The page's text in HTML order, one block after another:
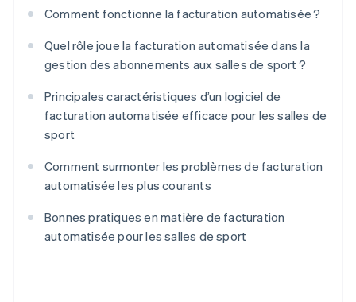
Comment fonctionne la facturation automatisée ?
Quel rôle joue la facturation automatisée dans la
gestion des abonnements aux salles de sport ?
Principales caractéristiques d’un logiciel de
facturation automatisée efficace pour les salles de
sport
Comment surmonter les problèmes de facturation
automatisée les plus courants
Bonnes pratiques en matière de facturation
automatisée pour les salles de sport